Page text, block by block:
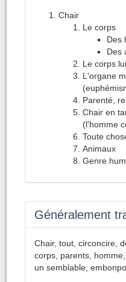
Chair
Le corps
Des
Des
Le corps
L'organe
Parenté,
Chair en
(l'homme
Toute
Animaux
Genre
Généralement
Chair, tout, circoncire,
corps, parents,
un semblable,